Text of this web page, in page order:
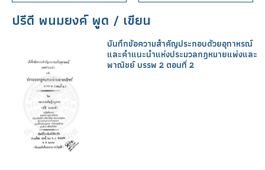
ปรีดี พนมยงค์ พูด / เขียน
บันทึกข้อความสำคัญประกอบด้วยอุทาหรณ์
และคำแนะนำแห่งประมวลกฎหมายแพ่งและ
พาณิชย์ บรรพ 2 ตอนที่ 2